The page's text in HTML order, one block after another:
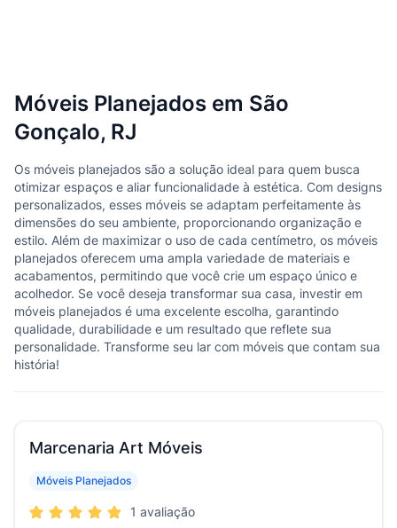
Móveis Planejados em São
Gonçalo, RJ
Os móveis planejados são a solução ideal para quem busca
otimizar espaços e aliar funcionalidade à estética. Com designs
personalizados, esses móveis se adaptam perfeitamente às
dimensões do seu ambiente, proporcionando organização e
estilo. Além de maximizar o uso de cada centímetro, os móveis
planejados oferecem uma ampla variedade de materiais e
acabamentos, permitindo que você crie um espaço único e
acolhedor. Se você deseja transformar sua casa, investir em
móveis planejados é uma excelente escolha, garantindo
qualidade, durabilidade e um resultado que reflete sua
personalidade. Transforme seu lar com móveis que contam sua
história!
Marcenaria Art Móveis
Móveis Planejados
1 avaliação